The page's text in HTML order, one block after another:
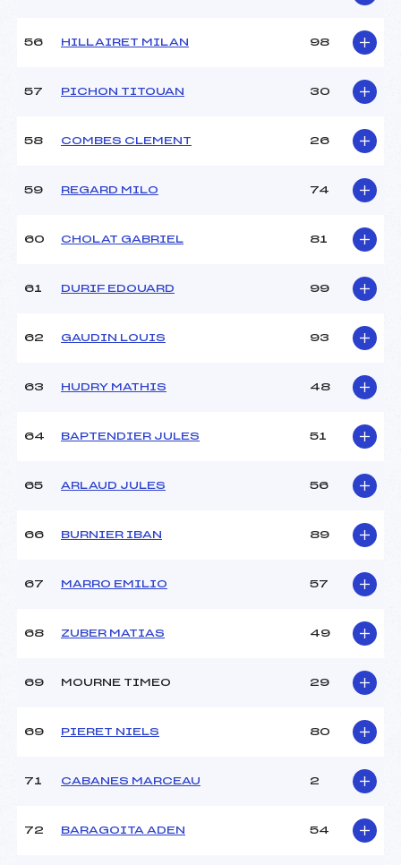
56 HILLAIRET MILAN 98
57 PICHON TITOUAN 30
58 COMBES CLEMENT 26
59 REGARD MILO 74
60 CHOLAT GABRIEL 81
61 DURIF EDOUARD 99
62 GAUDIN LOUIS 93
63 HUDRY MATHIS 48
64 BAPTENDIER JULES 51
65 ARLAUD JULES 56
66 BURNIER IBAN 89
67 MARRO EMILIO 57
68 ZUBER MATIAS 49
69 MOURNE TIMEO 29
69 PIERET NIELS 80
71 CABANES MARCEAU 2
72 BARAGOITA ADEN 54